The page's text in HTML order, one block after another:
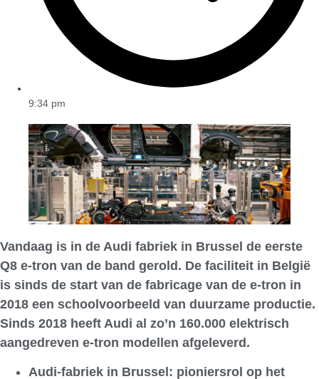
9:34 pm
Vandaag is in de Audi fabriek in Brussel de eerste
Q8 e-tron van de band gerold. De faciliteit in België
is sinds de start van de fabricage van de e-tron in
2018 een schoolvoorbeeld van duurzame productie.
Sinds 2018 heeft Audi al zo’n 160.000 elektrisch
aangedreven e-tron modellen afgeleverd.
Audi-fabriek in Brussel: pioniersrol op het